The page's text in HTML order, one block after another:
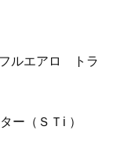
ルエアロ トラ
ー（ＳＴi ）